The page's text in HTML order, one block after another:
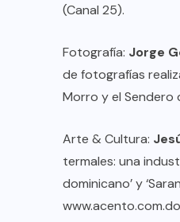
(Canal 25).
Fotografía: Jorge
de fotografías
Morro y el Sendero
Arte & Cultura:
termales: una
dominicano’ y
www.acento.com.do